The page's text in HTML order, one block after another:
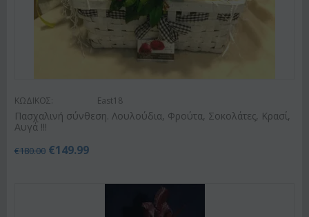
ΚΩΔΙΚΟΣ: East18
Πασχαλινή σύνθεση. Λουλούδια, Φρούτα, Σοκολάτες, Κρασί,
Αυγά !!!
€180.00 €149.99